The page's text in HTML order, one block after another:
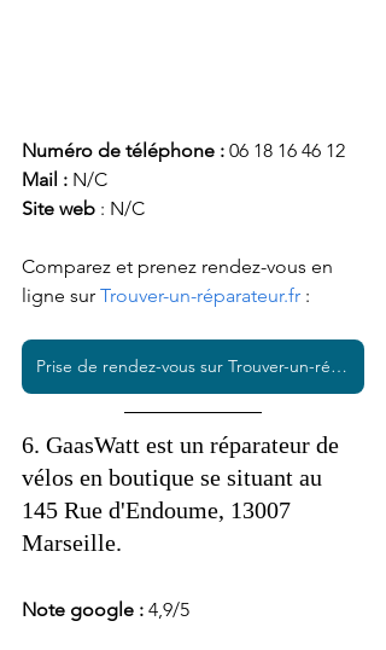
Numéro de téléphone : 06 18 16 46 12
Mail : N/C
Site web : N/C
Comparez et prenez rendez-vous en
ligne sur Trouver-un-réparateur.fr :
Prise de rendez-vous sur Trouver-un-réparateur.fr
6. GaasWatt est un réparateur de
vélos en boutique se situant au
145 Rue d'Endoume, 13007
Marseille.
Note google : 4,9/5